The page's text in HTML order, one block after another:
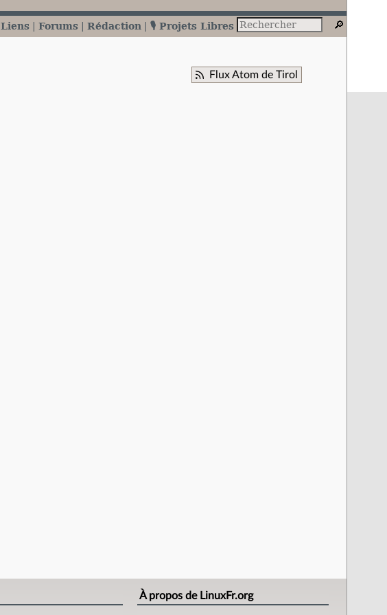
Liens Forums Rédaction 🎙️ Projets Libres
Flux Atom de Tirol
À propos de LinuxFr.org